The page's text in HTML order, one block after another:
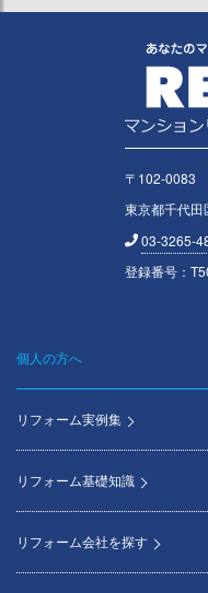
〒102-0083
東京都千代
03-3265-
登録番号：
Footer
menu
個人の方へ
リフォーム実例集
リフォーム基礎知識
リフォーム会社を探す